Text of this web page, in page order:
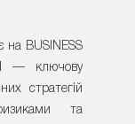
на BUSINESS
— ключову
стратегій
та